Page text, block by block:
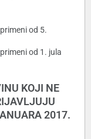
od 5.
od 1. jula
KOJI NE
2017.